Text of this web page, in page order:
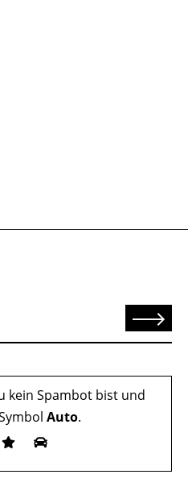
Senden
kein Spambot bist und
Auto.